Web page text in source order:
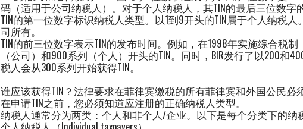
码（适用于公司纳税人）。对于个人纳税人，其TIN的最后三位数字
TIN的第一位数字标识纳税人类型。以1到9开头的TIN属于个人纳税
司所有。
TIN的前三位数字表示TIN的发布时间。例如，在1998年实施综合税
（公司）和900系列（个人）开头的TIN。同时，BIR发行了以200和
税人会从300系列开始获得TIN。
谁应该获得TIN？法律要求在菲律宾缴税的所有菲律宾和外国公民必
在申请TIN之前，您必须知道应注册的正确纳税人类型。
纳税人通常分为两类：个人和非个人/企业。以下是每个分类下的纳